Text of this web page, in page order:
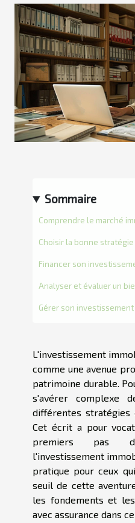
Sommaire
Comprendre le marché
Choisir la bonne
Financer son
Analyser et évaluer un
Gérer son
L'investissement
comme une avenue
patrimoine durable.
s'avérer complexe
différentes stratégies
Cet écrit a pour
premiers pas
l'investissement
pratique pour ceux
seuil de cette
les fondements et
avec assurance dans